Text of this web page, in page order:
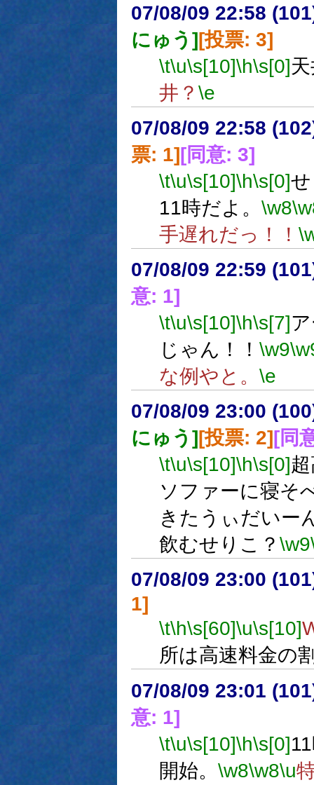
07/08/09 22:58
にゅう][投票: 3]
\t\u\s[10]\h\s[0]
井？ \e
07/08/09 22:58
票: 1][同意: 3]
\t\u\s[10]\h\s[0]
11時だよ。 \w8
手遅れだっ！！
07/08/09 22:59
意: 1]
\t\u\s[10]\h\s[7]
じゃん！！ \w9
な例やと。 \e
07/08/09 23:00
にゅう][投票: 2][同
\t\u\s[10]\h\s[0]
ソファーに寝そ
きたうぃだいー
飲むせりこ？ \w9
07/08/09 23:00
1]
\t\h\s[60]\u\s[10]
所は高速料金の
07/08/09 23:01
意: 1]
\t\u\s[10]\h\s[0]
開始。 \w8\w8\u